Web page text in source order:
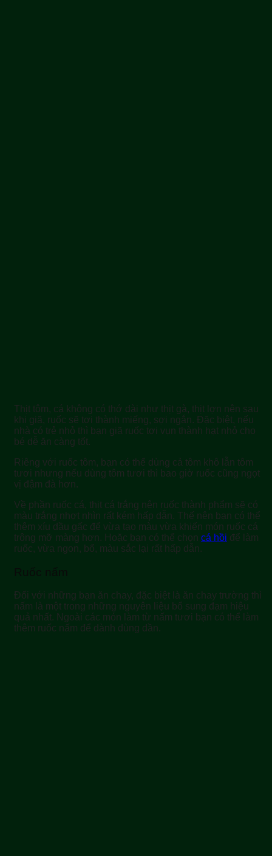
Thịt tôm, cá không có thớ dài như thịt gà, thịt lợn nên sau
khi giã, ruốc sẽ tơi thành miếng, sợi ngắn. Đặc biệt, nếu
nhà có trẻ nhỏ thì bạn giã ruốc tơi vụn thành hạt nhỏ cho
bé dễ ăn càng tốt.
Riêng với ruốc tôm, bạn có thể dùng cả tôm khô lẫn tôm
tươi nhưng nếu dùng tôm tươi thì bao giờ ruốc cũng ngọt
vị đậm đà hơn.
Về phần ruốc cá, thịt cá trắng nên ruốc thành phẩm sẽ có
màu trắng nhợt nhìn rất kém hấp dẫn. Thế nên bạn có thể
thêm xíu dầu gấc để vừa tạo màu vừa khiến món ruốc cá
trông mỡ màng hơn. Hoặc bạn có thể chọn cá hồi để làm
ruốc, vừa ngon, bổ, màu sắc lại rất hấp dẫn.
Ruốc nấm
Đối với những bạn ăn chay, đặc biệt là ăn chay trường thì
nấm là một trong những nguyên liệu bổ sung đạm hiệu
quả nhất. Ngoài các món làm từ nấm tươi bạn có thể làm
thêm ruốc nấm để dành dùng dần.